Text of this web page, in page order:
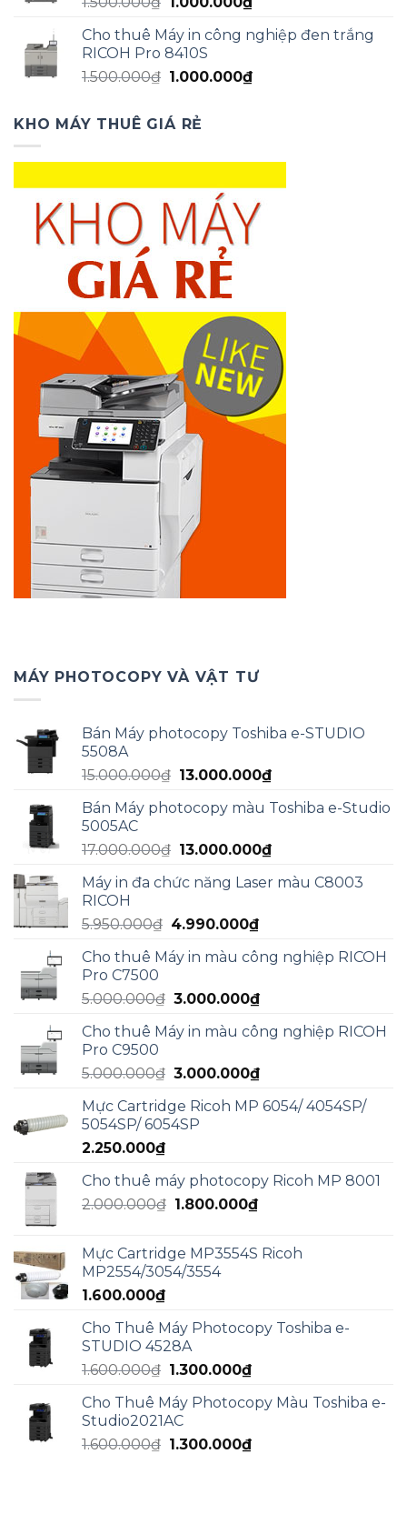
là:
1.500.000₫.
tại
1.000.000₫.
Cho thuê Máy in công nghiệp đen trắng
RICOH Pro 8410S
1.500.000₫ Giá
là:
1.500.000₫.
1.000.000₫Giá
KHO MÁY THUÊ GIÁ RẺ
MÁY PHOTOCOPY VÀ VẬT TƯ
Bán Máy photocopy Toshiba e-STUDIO
5508A
15.000.000₫ Giá
là:
13.000.000₫Giá
tại
13.000.000₫.
Bán Máy photocopy màu Toshiba e-Studio
5005AC
17.000.000₫ Giá
là:
13.000.000₫Giá
tại
Máy in đa chức năng Laser màu C8003
RICOH
5.950.000₫ Giá
là:
4.990.000₫Giá
tại
4.990.000₫.
Cho thuê Máy in màu công nghiệp RICOH
Pro C7500
5.000.000₫ Giá
là:
3.000.000₫Giá
tại
3.000.000₫.
Cho thuê Máy in màu công nghiệp RICOH
Pro C9500
5.000.000₫ Giá
là:
5.000.000₫.
3.000.000₫Giá
tại
Mực Cartridge Ricoh MP 6054/ 4054SP/
5054SP/ 6054SP
2.250.000₫
Cho thuê máy photocopy Ricoh MP 8001
2.000.000₫ Giá
2.000.000₫.
1.800.000₫Giá
là:
Mực Cartridge MP3554S Ricoh
MP2554/3054/3554
1.600.000₫
Cho Thuê Máy Photocopy Toshiba e-
STUDIO 4528A
1.600.000₫ Giá
là:
1.600.000₫.
1.300.000₫Giá
tại
1.300.000₫.
Cho Thuê Máy Photocopy Màu Toshiba e-
Studio2021AC
1.600.000₫ Giá
1.300.000₫Giá